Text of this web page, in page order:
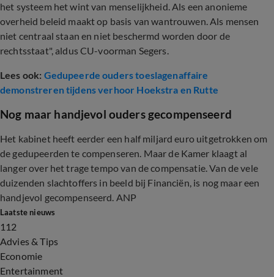
het systeem het wint van menselijkheid. Als een anonieme
overheid beleid maakt op basis van wantrouwen. Als mensen
niet centraal staan en niet beschermd worden door de
rechtsstaat", aldus CU-voorman Segers.
Lees ook: Gedupeerde ouders toeslagenaffaire
demonstreren tijdens verhoor Hoekstra en Rutte
Nog maar handjevol ouders gecompenseerd
Het kabinet heeft eerder een half miljard euro uitgetrokken om
de gedupeerden te compenseren. Maar de Kamer klaagt al
langer over het trage tempo van de compensatie. Van de vele
duizenden slachtoffers in beeld bij Financiën, is nog maar een
handjevol gecompenseerd. ANP
Laatste nieuws
112
Advies & Tips
Economie
Entertainment